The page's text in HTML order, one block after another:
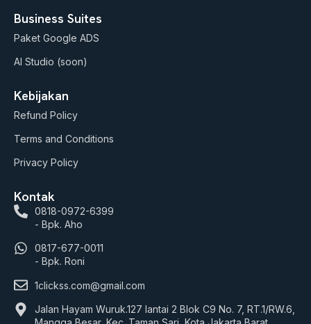
Business Suites
Paket Google ADS
AI Studio (soon)
Kebijakan
Refund Policy
Terms and Conditions
Privacy Policy
Kontak
0818-0972-6399
- Bpk. Aho
0817-677-0011
- Bpk. Roni
1clickss.com@gmail.com
Jalan Hayam Wuruk.127 lantai 2 Blok C9 No. 7, RT.1/RW.6,